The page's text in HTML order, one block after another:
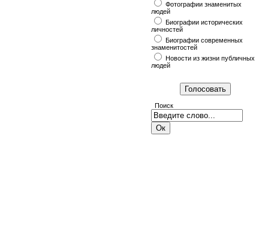
Фотографии знаменитых
людей
Биографии исторических
личностей
Биографии современных
знаменитостей
Новости из жизни публичных
людей
Поиск